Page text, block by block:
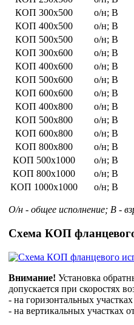
КОП 300х500
о/н; В
КОП 400х500
о/н; В
КОП 500х500
о/н; В
КОП 300х600
о/н; В
КОП 400х600
о/н; В
КОП 500х600
о/н; В
КОП 600х600
о/н; В
КОП 400х800
о/н; В
КОП 500х800
о/н; В
КОП 600х800
о/н; В
КОП 800х800
о/н; В
КОП 500х1000
о/н; В
КОП 800х1000
о/н; В
КОП 1000х1000
о/н; В
О/н - общее исполнение; В -
Схема КОП
Внимание! Установка
допускается при скоростях
- на горизонтальных
- на вертикальных участках